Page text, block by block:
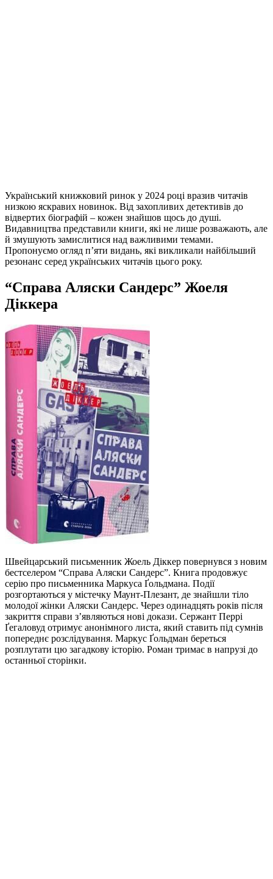
Український книжковий ринок у 2024 році вразив читачів
низкою яскравих новинок. Від захопливих детективів до
відвертих біографій – кожен знайшов щось до душі.
Видавництва представили книги, які не лише розважають, але
й змушують замислитися над важливими темами.
Пропонуємо огляд п’яти видань, які викликали найбільший
резонанс серед українських читачів цього року.
“Справа Аляски Сандерс” Жоеля
Діккера
Швейцарський письменник Жоель Діккер повернувся з новим
бестселером “Справа Аляски Сандерс”. Книга продовжує
серію про письменника Маркуса Ґольдмана. Події
розгортаються у містечку Маунт-Плезант, де знайшли тіло
молодої жінки Аляски Сандерс. Через одинадцять років після
закриття справи з’являються нові докази. Сержант Перрі
Ґегаловуд отримує анонімного листа, який ставить під сумнів
попереднє розслідування. Маркус Ґольдман береться
розплутати цю загадкову історію. Роман тримає в напрузі до
останньої сторінки.